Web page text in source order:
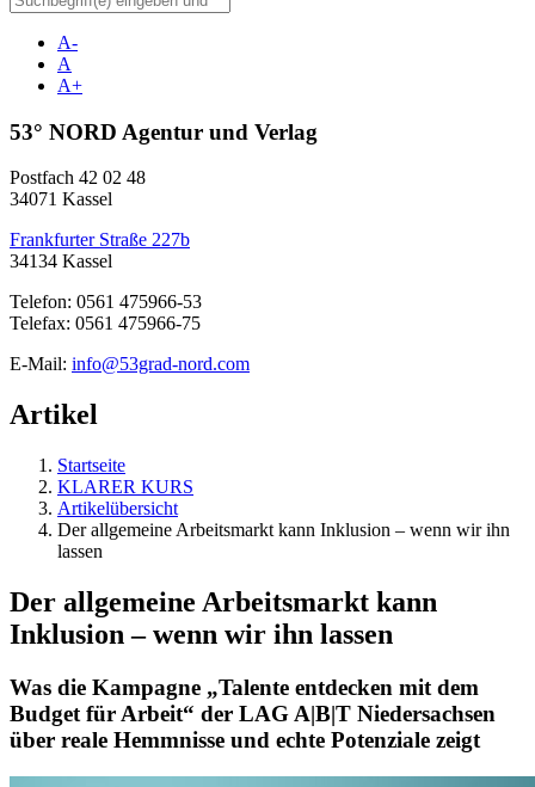
A-
A
A+
53° NORD Agentur und Verlag
Postfach 42 02 48
34071 Kassel
Frankfurter Straße 227b
34134 Kassel
Telefon: 0561 475966-53
Telefax: 0561 475966-75
E-Mail: info@53grad-nord.com
Artikel
Startseite
KLARER KURS
Artikelübersicht
Der allgemeine Arbeitsmarkt kann Inklusion – wenn wir ihn
lassen
Der allgemeine Arbeitsmarkt kann
Inklusion – wenn wir ihn lassen
Was die Kampagne „Talente entdecken mit dem
Budget für Arbeit“ der LAG A|B|T Niedersachsen
über reale Hemmnisse und echte Potenziale zeigt